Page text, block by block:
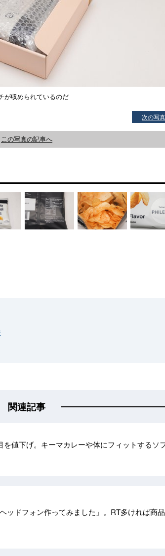
が収められているのだ
次の写
この写真の記事へ
関連記事
を値下げ。キーマカレーや体にフィットするソ
ッドフォン作ってみました」。RT多ければ商